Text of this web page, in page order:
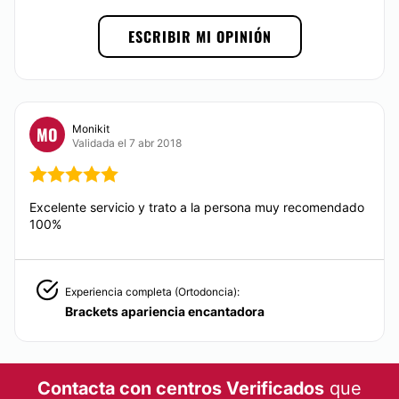
Braquioplastia
Reconstrucción mamaria
Aumento de labios
ESCRIBIR MI OPINIÓN
MO
Monikit
Validada el 7 abr 2018
Excelente servicio y trato a la persona muy recomendado
100%
Experiencia completa (Ortodoncia):
Brackets apariencia encantadora
Contacta con centros Verificados que